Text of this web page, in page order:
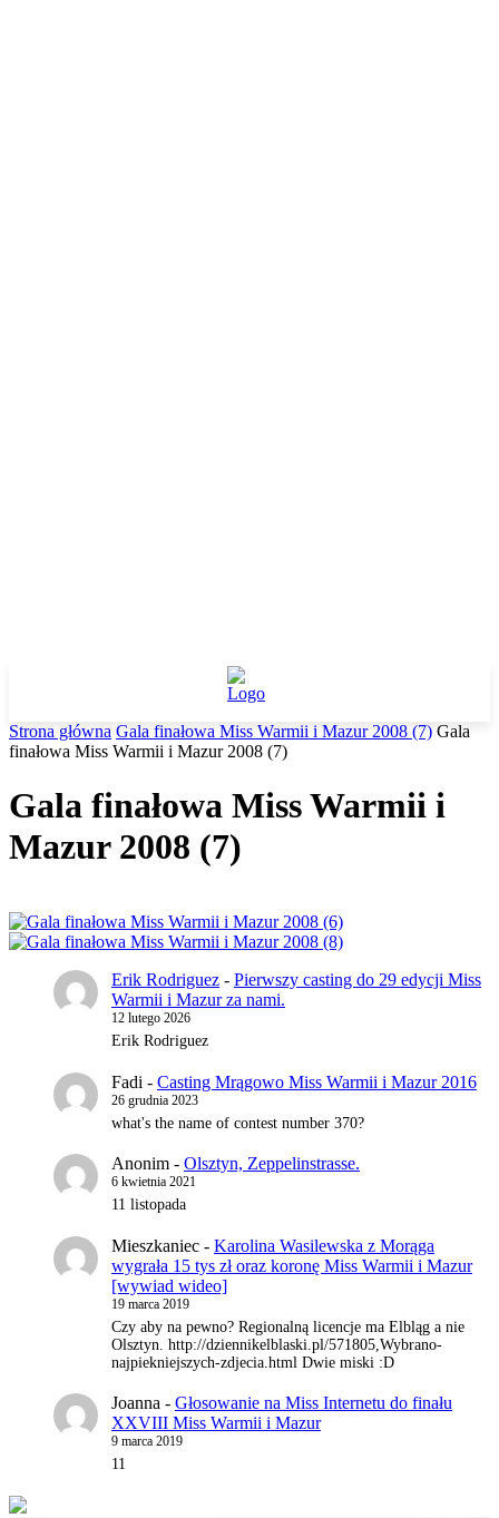
Strona główna Gala finałowa Miss Warmii i Mazur 2008 (7) Gala
finałowa Miss Warmii i Mazur 2008 (7)
Gala finałowa Miss Warmii i
Mazur 2008 (7)
Erik Rodriguez - Pierwszy casting do 29 edycji Miss
Warmii i Mazur za nami.
12 lutego 2026
Erik Rodriguez
Fadi - Casting Mrągowo Miss Warmii i Mazur 2016
26 grudnia 2023
what's the name of contest number 370?
Anonim - Olsztyn, Zeppelinstrasse.
6 kwietnia 2021
11 listopada
Mieszkaniec - Karolina Wasilewska z Morąga
wygrała 15 tys zł oraz koronę Miss Warmii i Mazur
[wywiad wideo]
19 marca 2019
Czy aby na pewno? Regionalną licencje ma Elbląg a nie
Olsztyn. http://dziennikelblaski.pl/571805,Wybrano-
najpiekniejszych-zdjecia.html Dwie miski :D
Joanna - Głosowanie na Miss Internetu do finału
XXVIII Miss Warmii i Mazur
9 marca 2019
11